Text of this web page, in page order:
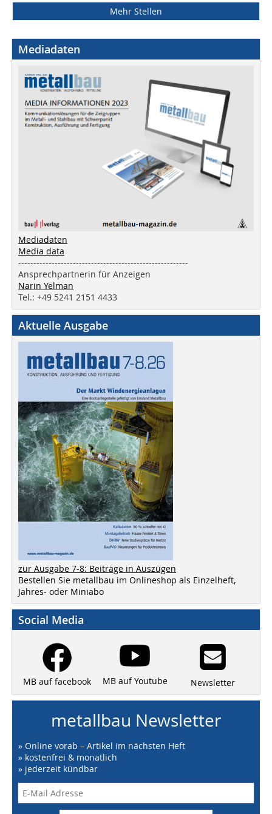
Mehr Stellen
Mediadaten
Mediadaten
Media data
--------------------------------------------------------
Ansprechpartnerin für Anzeigen
Narin Yelman
Tel.: +49 5241 2151 4433
Aktuelle Ausgabe
zur Ausgabe 7-8: Beiträge in Auszügen
Bestellen Sie metallbau im Onlineshop als Einzelheft,
Jahres- oder Miniabo
Social Media
MB auf facebook MB auf Youtube Newsletter
metallbau Newsletter
» Online vorab – Artikel im nächsten Heft
» kostenfrei & monatlich
» jederzeit kündbar